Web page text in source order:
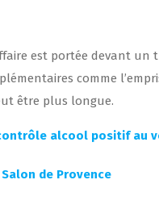
est portée devant
comme
être plus longue.
alcool positif au
de Provence